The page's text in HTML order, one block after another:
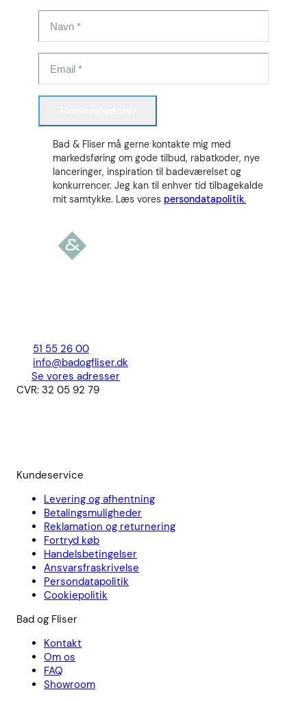
Bad & Fliser må gerne kontakte mig med
markedsføring om gode tilbud, rabatkoder, nye
lanceringer, inspiration til badeværelset og
konkurrencer. Jeg kan til enhver tid tilbagekalde
mit samtykke. Læs vores persondatapolitik.
51 55 26 00
info@badogfliser.dk
Se vores adresser
CVR: 32 05 92 79
Kundeservice
Levering og afhentning
Betalingsmuligheder
Reklamation og returnering
Fortryd køb
Handelsbetingelser
Ansvarsfraskrivelse
Persondatapolitik
Cookiepolitik
Bad og Fliser
Kontakt
Om os
FAQ
Showroom